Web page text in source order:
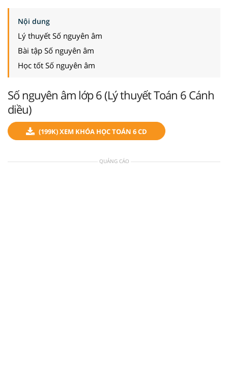
Nội dung
Lý thuyết Số nguyên âm
Bài tập Số nguyên âm
Học tốt Số nguyên âm
Số nguyên âm lớp 6 (Lý thuyết Toán 6 Cánh
diều)
(199K) XEM KHÓA HỌC TOÁN 6 CD
QUẢNG CÁO